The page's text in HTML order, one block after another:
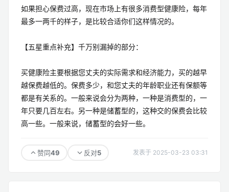
如果担心保费过高，现在市场上有很多消费型健康险，每年
最多一两千的样子，是比较合适你们这样情况的。
【五星重点补充】千万别漏掉的部分：
买健康险主要根据您丈夫的实际需求和经济能力，买的越早
越保费越低的。保费多少，和您丈夫的年龄职业还有保额等
都是有关系的。一般来说会分为两种，一种是消费型的，一
年只要几百左右。另一种是储蓄型的，这种交的保费会比较
高一些。一般来说，储蓄型的会好一些。
赞同49 反对5 发表于 2025-03-23 03:31